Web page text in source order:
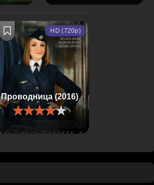
Проводница (2016)
HD (720p)